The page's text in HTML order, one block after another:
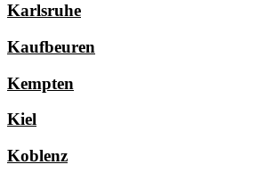
Karlsruhe
Kaufbeuren
Kempten
Kiel
Koblenz